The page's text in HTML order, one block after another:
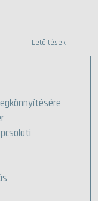
Letöltések